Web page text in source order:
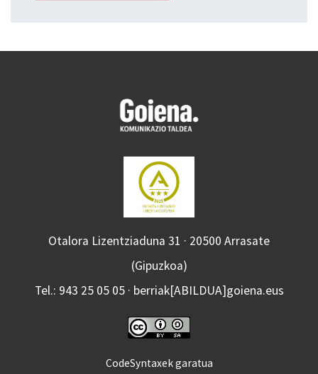
Otalora Lizentziaduna 31 · 20500 Arrasate
(Gipuzkoa)
Tel.: 943 25 05 05 · berriak[ABILDUA]goiena.eus
CodeSyntaxek garatua